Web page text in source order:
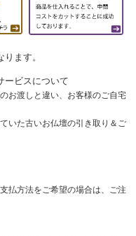
ます。
ービスについて
お渡しと違い、お客様のご自宅
いた古いお仏壇の引き取り＆ご
払方法をご希望の場合は、ご注